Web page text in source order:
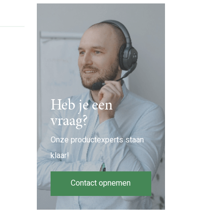
Heb je een
vraag?
Onze productexperts staan
klaar!
Contact opnemen